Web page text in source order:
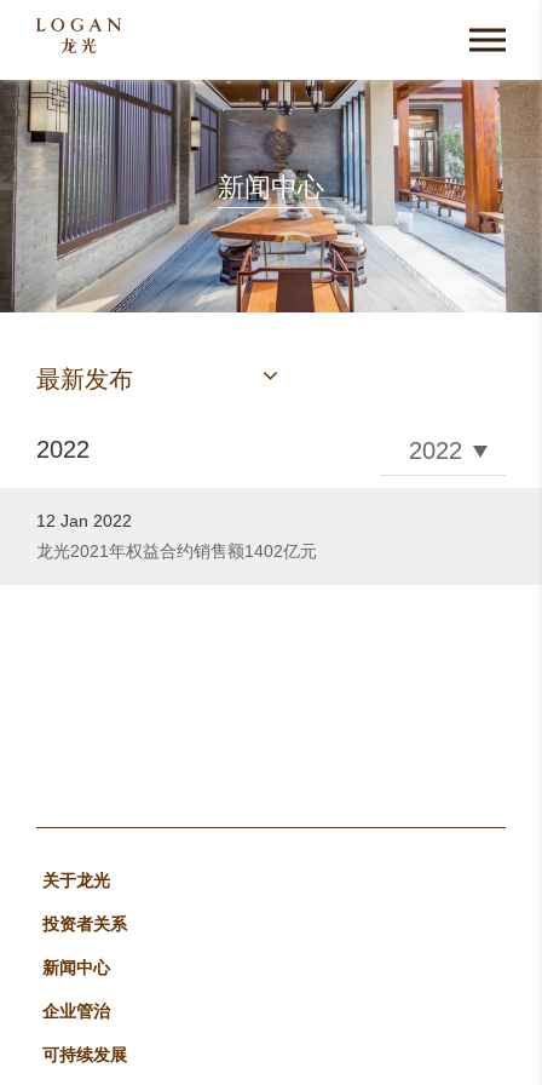
新闻中心
最新发布
2022
12 Jan 2022
龙光2021年权益合约销售额1402亿元
关于龙光
投资者关系
新闻中心
企业管治
可持续发展